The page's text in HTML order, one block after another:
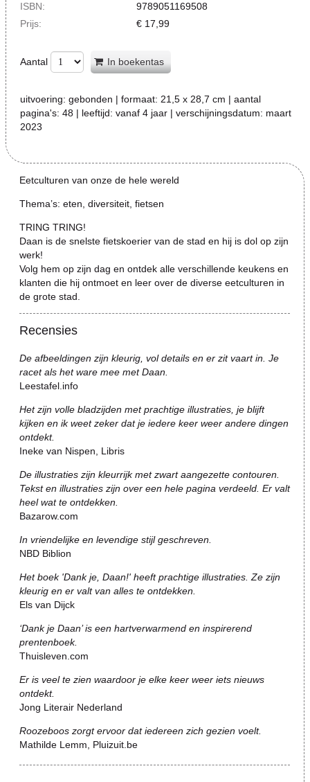
ISBN:
9789051169508
Prijs:
€ 17,99
Aantal In boekentas
uitvoering: gebonden | formaat: 21,5 x 28,7 cm | aantal
pagina's: 48 | leeftijd: vanaf 4 jaar | verschijningsdatum: maart
2023
Eetculturen van onze de hele wereld
Thema’s: eten, diversiteit, fietsen
TRING TRING!
Daan is de snelste fietskoerier van de stad en hij is dol op zijn
werk!
Volg hem op zijn dag en ontdek alle verschillende keukens en
klanten die hij ontmoet en leer over de diverse eetculturen in
de grote stad.
Recensies
De afbeeldingen zijn kleurig, vol details en er zit vaart in. Je
racet als het ware mee met Daan.
Leestafel.info
Het zijn volle bladzijden met prachtige illustraties, je blijft
kijken en ik weet zeker dat je iedere keer weer andere dingen
ontdekt.
Ineke van Nispen, Libris
De illustraties zijn kleurrijk met zwart aangezette contouren.
Tekst en illustraties zijn over een hele pagina verdeeld. Er valt
heel wat te ontdekken.
Bazarow.com
In vriendelijke en levendige stijl geschreven.
NBD Biblion
Het boek 'Dank je, Daan!' heeft prachtige illustraties. Ze zijn
kleurig en er valt van alles te ontdekken.
Els van Dijck
‘Dank je Daan’ is een hartverwarmend en inspirerend
prentenboek.
Thuisleven.com
Er is veel te zien waardoor je elke keer weer iets nieuws
ontdekt.
Jong Literair Nederland
Roozeboos zorgt ervoor dat iedereen zich gezien voelt.
Mathilde Lemm, Pluizuit.be